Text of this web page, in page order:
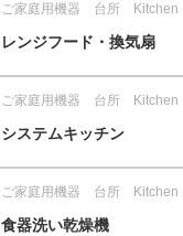
ご家庭用機器 台所 Kitchen
レンジフード・換気扇
ご家庭用機器 台所 Kitchen
システムキッチン
ご家庭用機器 台所 Kitchen
食器洗い乾燥機